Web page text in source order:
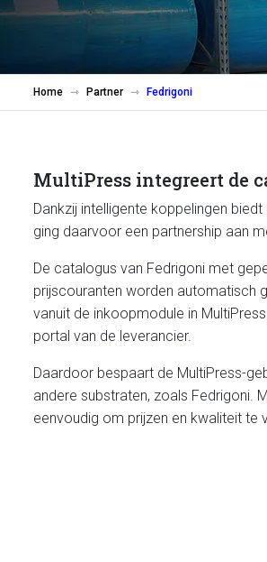
Home Partner Fedrigoni
MultiPress integreert de
Dankzij intelligente koppelingen
ging daarvoor een partnership aan
De catalogus van Fedrigoni met
prijscouranten worden automatisch
vanuit de inkoopmodule in
portal van de leverancier.
Daardoor bespaart de MultiPress-
andere substraten, zoals Fedrigoni.
eenvoudig om prijzen en kwaliteit te